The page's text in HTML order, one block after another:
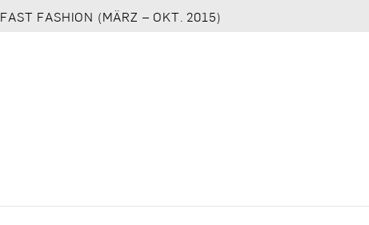
FAST FASHION (MÄRZ – OKT. 2015)